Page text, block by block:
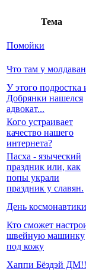
Тема
Помойки
Что там у
У этого подростка
Добрянки нашелся
адвокат...
Кого устраивает
качество нашего
интернета?
Пасха - языческий
праздник или, как
попы украли
праздник у славян.
День
Кто сможет
швейную машинку
под кожу
Хаппи Бёздэй